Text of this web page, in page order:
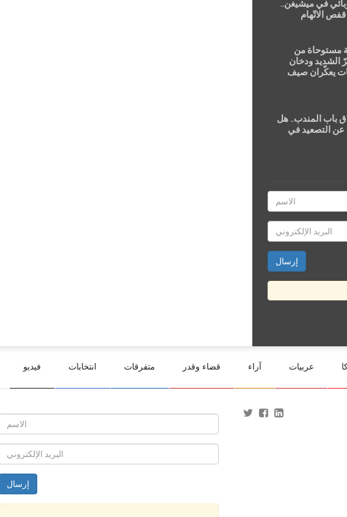
في ميشيغن..
الاتّهام
مستوحاة من
الشديد ودخان
يعكّران صيف
باب المندب.. هل
عن التصعيد في
عربيات آراء قضاء وقدر متفرقات انتخابات فيديو